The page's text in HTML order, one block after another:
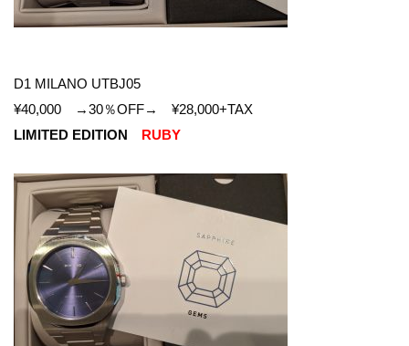
D1 MILANO UTBJ05
¥40,000 →30％OFF→ ¥28,000+TAX
LIMITED EDITION
RUBY